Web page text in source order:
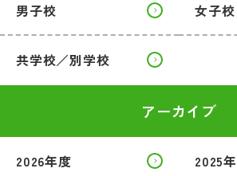
男子校 女子校
共学校／別学校
アーカイブ
2026年度 2025